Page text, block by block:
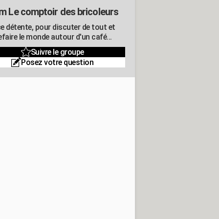
Le comptoir des bricoleurs
détente, pour discuter de tout et
le monde autour d'un café...
Suivre le groupe
Posez votre question